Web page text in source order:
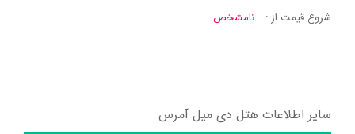
شروع قیمت از :
نامشخص
سایر اطلاعات هتل دی میل آمرس